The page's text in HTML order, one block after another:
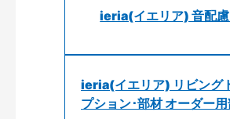
ieria(イエリア) 音配
ieria(イエリア) リビング
プション･部材 オーダー